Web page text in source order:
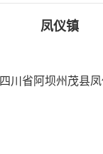
凤仪镇
四川省阿坝州茂县